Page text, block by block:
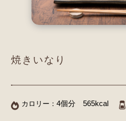
焼きいなり
カロリー： 4個分 565kcal